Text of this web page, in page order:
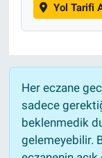
Yol Tarifi
Her eczane
sadece
beklenmedik
gelemeyebilir.